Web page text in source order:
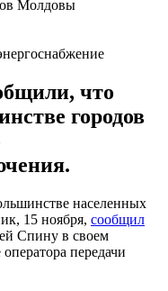
что
городов
населенных
15 ноября, сообщил
Спину в своем
передачи